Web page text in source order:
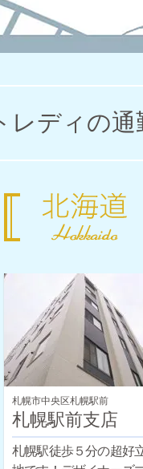
レディの通
札幌市中央区札幌駅前
札幌駅前支店
札幌駅徒歩５分の超好